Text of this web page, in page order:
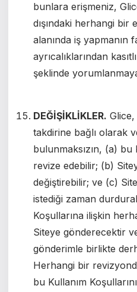
bunlara erişmeniz,
dışındaki herhangi bir
alanında iş yapmanın
ayrıcalıklarından
şeklinde
DEĞİŞİKLİKLER.
takdirine bağlı olarak
bulunmaksızın, (a) bu
revize edebilir; (b)
değiştirebilir; ve (c)
istediği zaman
Koşullarına ilişkin
Siteye gönderecektir
gönderimle birlikte
Herhangi bir
bu Kullanım